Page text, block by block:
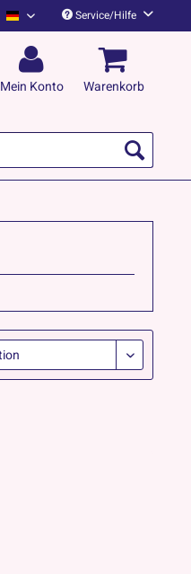
Kapelle Petra Deutsch
Service/Hilfe
Mein Konto Warenkorb